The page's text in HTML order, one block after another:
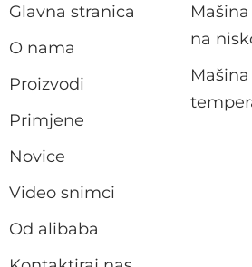
Glavna stranica
O nama
Proizvodi
Primjene
Novice
Video snimci
Od alibaba
na